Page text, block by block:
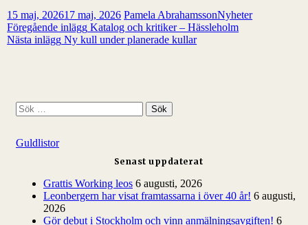
15 maj, 202617 maj, 2026 Pamela AbrahamssonNyheter
Inläggsnavigering
Föregående inlägg Katalog och kritiker – Hässleholm
Nästa inlägg Ny kull under planerade kullar
S
ö
e
Guldlistor
Senast uppdaterat
Grattis Working leos 6 augusti, 2026
Leonbergern har visat framtassarna i över 40 år! 6 augusti,
2026
Gör debut i Stockholm och vinn anmälningsavgiften! 6